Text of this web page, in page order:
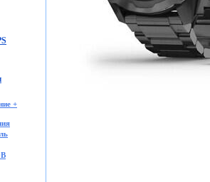
+